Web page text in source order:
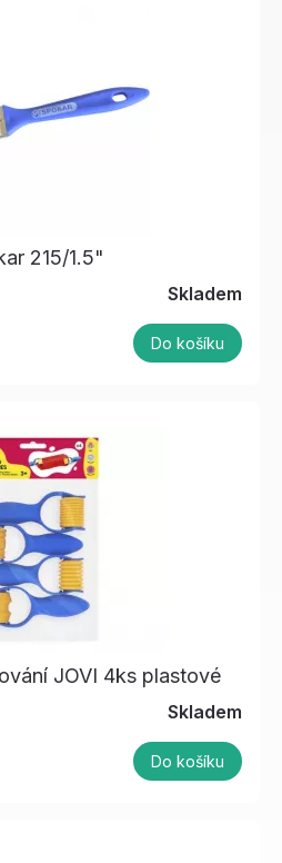
215/1.5"
Skladem
Do košíku
JOVI 4ks plastové
Skladem
Do košíku